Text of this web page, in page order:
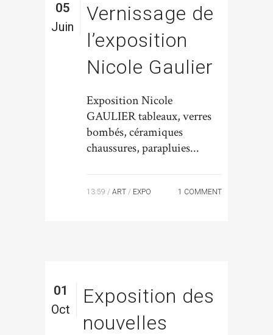
05
Juin
Vernissage de
l’exposition
Nicole Gaulier
Exposition Nicole
GAULIER tableaux, verres
bombés, céramiques
chaussures, parapluies...
13:59 / ART / EXPO 1 COMMENT
01
Oct
Exposition des
nouvelles